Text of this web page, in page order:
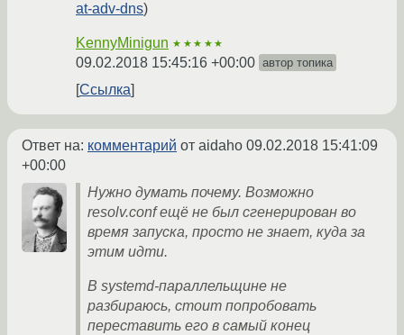
at-adv-dns)
KennyMinigun ★★★★★
09.02.2018 15:45:16 +00:00 автор топика
Ссылка
Ответ на: комментарий от aidaho 09.02.2018 15:41:09
+00:00
Нужно думать почему. Возможно
resolv.conf ещё не был сгенерирован во
время запуска, просто не знает, куда за
этим идти.
В systemd-параллельщине не
разбираюсь, стоит попробовать
переставить его в самый конец